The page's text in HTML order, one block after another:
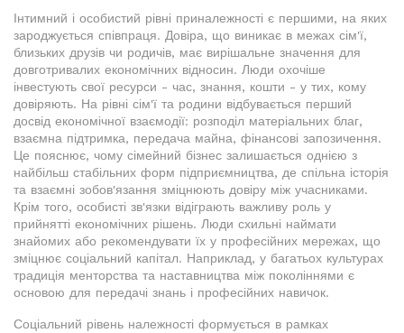
Інтимний і особистий рівні приналежності є першими, на яких
зароджується співпраця. Довіра, що виникає в межах сім'ї,
близьких друзів чи родичів, має вирішальне значення для
довготривалих економічних відносин. Люди охочіше
інвестують свої ресурси - час, знання, кошти - у тих, кому
довіряють. На рівні сім'ї та родини відбувається перший
досвід економічної взаємодії: розподіл матеріальних благ,
взаємна підтримка, передача майна, фінансові запозичення.
Це пояснює, чому сімейний бізнес залишається однією з
найбільш стабільних форм підприємництва, де спільна історія
та взаємні зобов'язання зміцнюють довіру між учасниками.
Крім того, особисті зв'язки відіграють важливу роль у
прийнятті економічних рішень. Люди схильні наймати
знайомих або рекомендувати їх у професійних мережах, що
зміцнює соціальний капітал. Наприклад, у багатьох культурах
традиція менторства та наставництва між поколіннями є
основою для передачі знань і професійних навичок.
Соціальний рівень належності формується в рамках